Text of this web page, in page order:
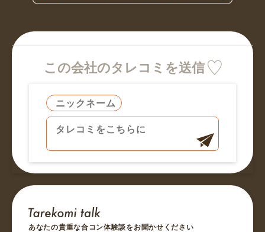
この会社のタレコミを送信
あなたの貴重な合コン体験談をお聞かせください